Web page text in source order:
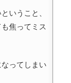
いうこと、
焦ってミス
ってしまい